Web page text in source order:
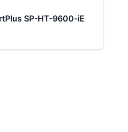
SP-HT-9600-iE